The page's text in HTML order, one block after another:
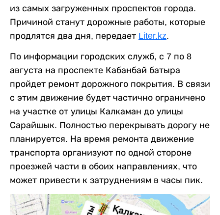
из самых загруженных проспектов города.
Причиной станут дорожные работы, которые
продлятся два дня, передает Liter.kz.
По информации городских служб, с 7 по 8
августа на проспекте Кабанбай батыра
пройдет ремонт дорожного покрытия. В связи
с этим движение будет частично ограничено
на участке от улицы Калкаман до улицы
Сарайшык. Полностью перекрывать дорогу не
планируется. На время ремонта движение
транспорта организуют по одной стороне
проезжей части в обоих направлениях, что
может привести к затруднениям в часы пик.